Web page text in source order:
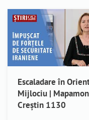
Escaladare în
Mijlociu |
Creștin 1130